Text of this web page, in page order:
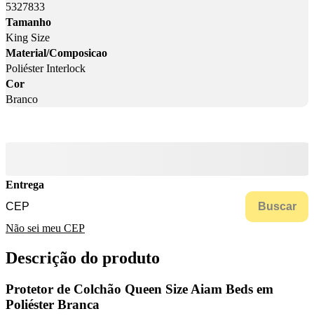
5327833
Tamanho
King Size
Material/Composicao
Poliéster Interlock
Cor
Branco
Entrega
Buscar
Não sei meu CEP
Descrição do produto
Protetor de Colchão Queen Size Aiam Beds em
Poliéster Branca